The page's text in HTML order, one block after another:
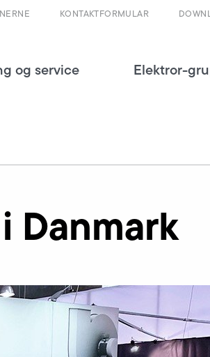
KONTAKTFORMULAR
og service
Elektror-
Danmark